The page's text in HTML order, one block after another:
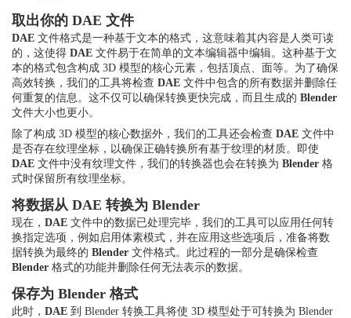
取出你的 DAE 文件
DAE 文件格式是一种基于文本的格式，这意味着其内容是人类可读
的，这使得 DAE 文件易于在简单的文本编辑器中编辑。这种基于文
本的格式包含构成 3D 模型的核心元素，包括顶点、面等。为了确保
高效转换，我们的工具将检查 DAE 文件中包含的所有数据并删除任
何重复的信息。这不仅可以确保转换更快完成，而且生成的 Blender
文件大小也更小。
除了构成 3D 模型的核心数据外，我们的工具还会检查 DAE 文件中
是否存在纹理坐标，以确保正确转换所有基于纹理的材质。即使
DAE 文件中没有纹理文件，我们的转换器也会在转换为 Blender 格
式时保留所有纹理坐标。
将数据从 DAE 转换为 Blender
现在， DAE 文件中的数据已处理完毕，我们的工具可以应用任何转
换指定选项，例如启用体素模式，并在应用这些选项后，准备将数
据转换为最终的 Blender 文件格式。此过程的一部分是确保检查
Blender 格式的功能并删除任何无法表示的数据。
保存为 Blender 格式
此时， DAE 到 Blender 转换工具将使 3D 模型处于可转换为 Blender